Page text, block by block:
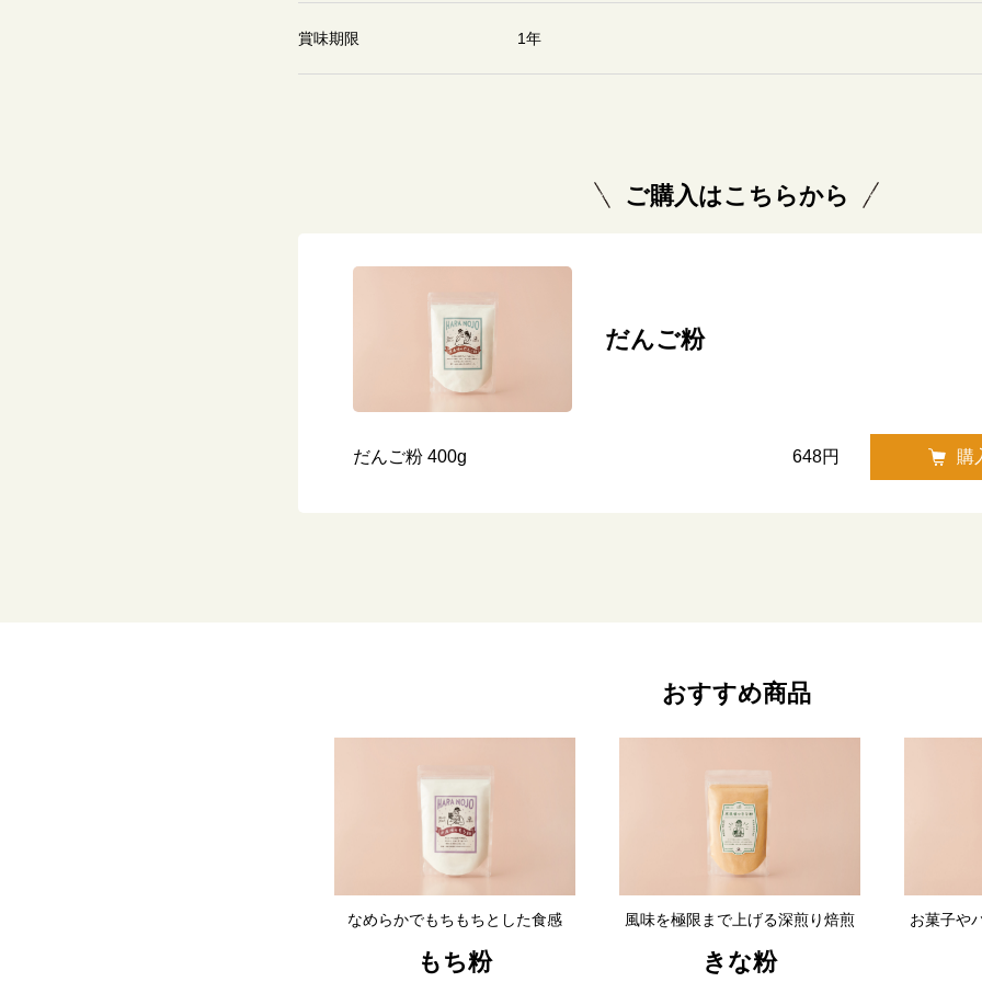
賞味期限 1年
ご購入はこちらから
だんご粉
だんご粉 400g 648円 購
おすすめ商品
なめらかでもちもちとした食感
もち粉
風味を極限まで上げる深煎り焙煎
きな粉
お菓子や